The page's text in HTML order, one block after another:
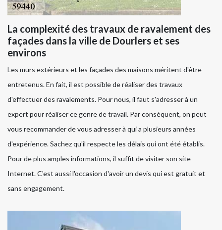
La complexité des travaux de ravalement des
façades dans la ville de Dourlers et ses
environs
Les murs extérieurs et les façades des maisons méritent d'être
entretenus. En fait, il est possible de réaliser des travaux
d'effectuer des ravalements. Pour nous, il faut s'adresser à un
expert pour réaliser ce genre de travail. Par conséquent, on peut
vous recommander de vous adresser à qui a plusieurs années
d'expérience. Sachez qu'il respecte les délais qui ont été établis.
Pour de plus amples informations, il suffit de visiter son site
Internet. C'est aussi l'occasion d'avoir un devis qui est gratuit et
sans engagement.